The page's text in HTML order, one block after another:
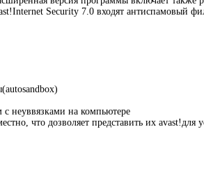
Security 7.0 входят антиспамовый
неуввязками на компьютере
что дозволяет представить их avast!для